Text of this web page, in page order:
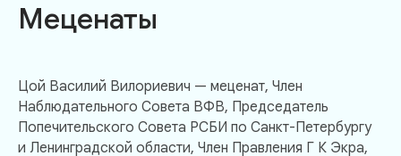
Меценаты
Цой Василий Вилориевич — меценат, Член
Наблюдательного Совета ВФВ, Председатель
Попечительского Совета РСБИ по Санкт-Петербургу
и Ленинградской области, Член Правления Г К Экра,